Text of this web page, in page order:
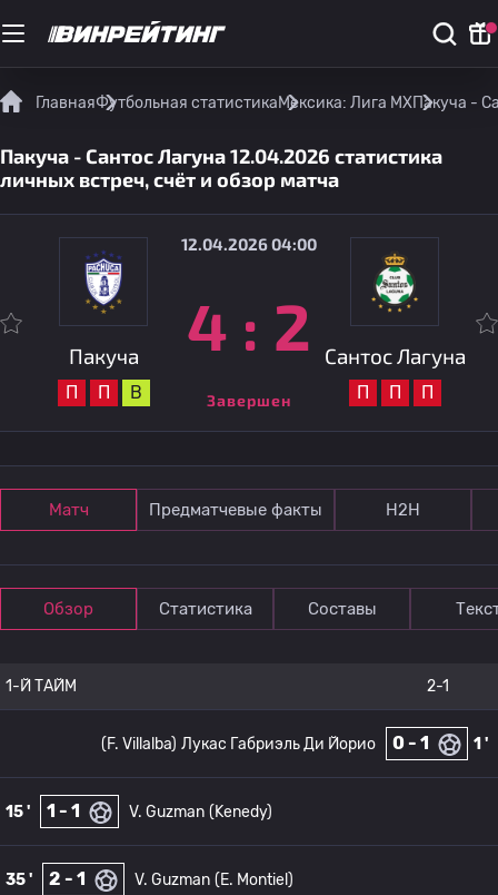
ГлавнаяФутбольная статистикаМексика: Лига МХПакуча -
Пакуча - Сантос Лагуна 12.04.2026 статистика
личных встреч, счёт и обзор матча
Пакуча
П П В
12.04.2026 04:00
4 : 2
Завершен
Сантос Лагуна
П П П
Матч Предматчевые факты Н2Н
Обзор Статистика Составы
1-Й ТАЙМ 2-1
1 '
0 - 1
Лукас Габриэль Ди Йорио
(F. Villalba)
15 ' 1 - 1 V. Guzman (Kenedy)
35 ' 2 - 1 V. Guzman (E. Montiel)